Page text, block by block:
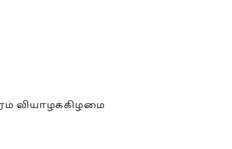
வியாழக்கிழமை